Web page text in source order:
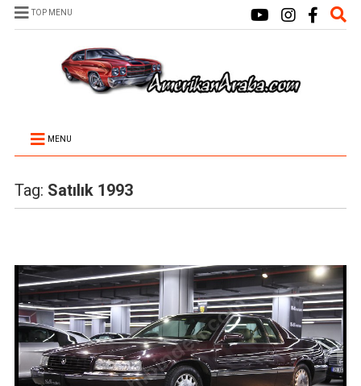
TOP MENU
MENU
Tag: Satılık 1993